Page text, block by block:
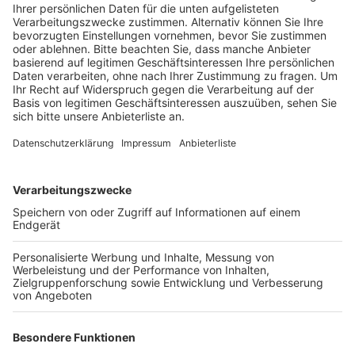
Veröffentlicht:Sonntag, 24.08.2025 10:24
Anzeige
Bauarbeiten starten bald
Ziel ist es, das Haus der Vielfalt als einen Anlaufpunkt
für alle Bergheimer zu integrieren, wo das soziale
Miteinander, der Austausch und die Integration gelebt
werden. Das Gebäude wird zunächst modernisiert,
umgebaut und barrierefrei gestaltet. Rund 22 Millionen
damit die gesamten Kosten. Die Bauarbeiten dafür